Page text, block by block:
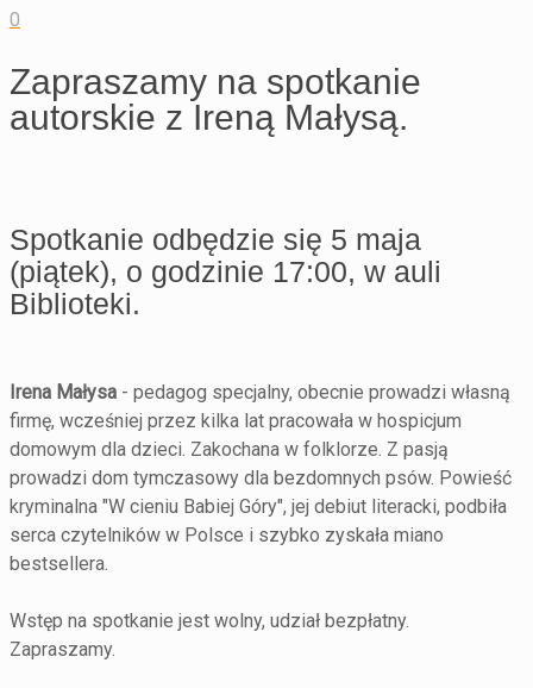
0
Zapraszamy na spotkanie
autorskie z Ireną Małysą.
Spotkanie odbędzie się 5 maja
(piątek), o godzinie 17:00, w auli
Biblioteki.
Irena Małysa - pedagog specjalny, obecnie prowadzi własną
firmę, wcześniej przez kilka lat pracowała w hospicjum
domowym dla dzieci. Zakochana w folklorze. Z pasją
prowadzi dom tymczasowy dla bezdomnych psów. Powieść
kryminalna "W cieniu Babiej Góry", jej debiut literacki, podbiła
serca czytelników w Polsce i szybko zyskała miano
bestsellera.
Wstęp na spotkanie jest wolny, udział bezpłatny.
Zapraszamy.